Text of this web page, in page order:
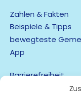
Zahlen & Fakten
Beispiele & Tipps
bewegteste
App
Barrierefreiheit